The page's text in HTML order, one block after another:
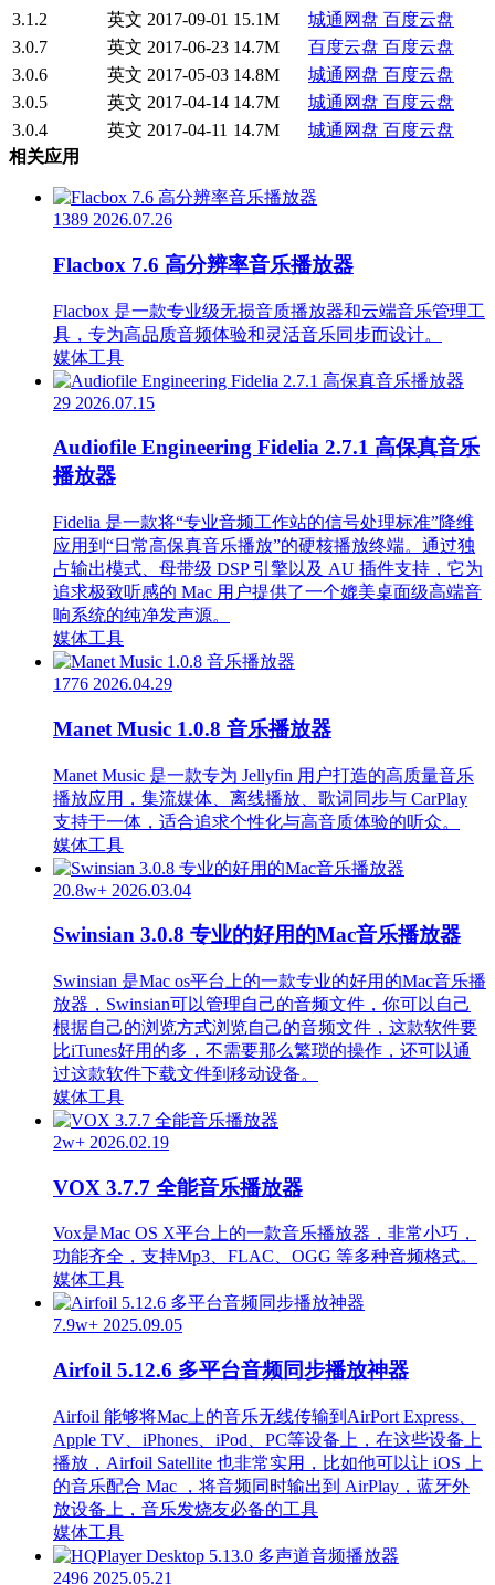
3.1.2
英文 2017-09-01 15.1M 城通网盘 百度云盘
3.0.7
英文 2017-06-23 14.7M 百度云盘 百度云盘
3.0.6
英文 2017-05-03 14.8M 城通网盘 百度云盘
3.0.5
英文 2017-04-14 14.7M 城通网盘 百度云盘
3.0.4
英文 2017-04-11 14.7M 城通网盘 百度云盘
相关应用
1389 2026.07.26
Flacbox 7.6 高分辨率音乐播放器
Flacbox 是一款专业级无损音质播放器和云端音乐管理工
具，专为高品质音频体验和灵活音乐同步而设计。
媒体工具
29 2026.07.15
Audiofile Engineering Fidelia 2.7.1 高保真音乐
播放器
Fidelia 是一款将“专业音频工作站的信号处理标准”降维
应用到“日常高保真音乐播放”的硬核播放终端。通过独
占输出模式、母带级 DSP 引擎以及 AU 插件支持，它为
追求极致听感的 Mac 用户提供了一个媲美桌面级高端音
响系统的纯净发声源。
媒体工具
1776 2026.04.29
Manet Music 1.0.8 音乐播放器
Manet Music 是一款专为 Jellyfin 用户打造的高质量音乐
播放应用，集流媒体、离线播放、歌词同步与 CarPlay
支持于一体，适合追求个性化与高音质体验的听众。
媒体工具
20.8w+ 2026.03.04
Swinsian 3.0.8 专业的好用的Mac音乐播放器
Swinsian 是Mac os平台上的一款专业的好用的Mac音乐播
放器，Swinsian可以管理自己的音频文件，你可以自己
根据自己的浏览方式浏览自己的音频文件，这款软件要
比iTunes好用的多，不需要那么繁琐的操作，还可以通
过这款软件下载文件到移动设备。
媒体工具
2w+ 2026.02.19
VOX 3.7.7 全能音乐播放器
Vox是Mac OS X平台上的一款音乐播放器，非常小巧，
功能齐全，支持Mp3、FLAC、OGG 等多种音频格式。
媒体工具
7.9w+ 2025.09.05
Airfoil 5.12.6 多平台音频同步播放神器
Airfoil 能够将Mac上的音乐无线传输到AirPort Express、
Apple TV、iPhones、iPod、PC等设备上，在这些设备上
播放，Airfoil Satellite 也非常实用，比如他可以让 iOS 上
的音乐配合 Mac ，将音频同时输出到 AirPlay，蓝牙外
放设备上，音乐发烧友必备的工具
媒体工具
2496 2025.05.21